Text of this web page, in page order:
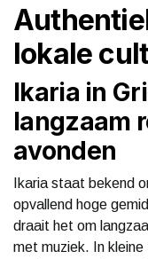
lokale
Ikaria in
langzaam
avonden
Ikaria staat bekend
opvallend hoge
draait het om
met muziek. In